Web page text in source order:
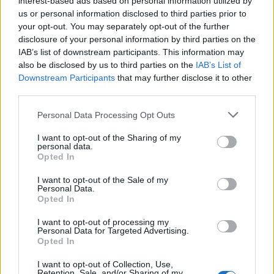
us or personal information disclosed to third parties prior to
your opt-out. You may separately opt-out of the further
disclosure of your personal information by third parties on the
IAB’s list of downstream participants. This information may
also be disclosed by us to third parties on the IAB’s List of
Downstream Participants that may further disclose it to other
Personal Data Processing Opt Outs
I want to opt-out of the Sharing of my
personal data.
Opted In
I want to opt-out of the Sale of my
Personal Data.
Opted In
I want to opt-out of processing my
Personal Data for Targeted Advertising.
Opted In
I want to opt-out of Collection, Use,
επίκεντρο της γιορτής που
πραγματοποιήθηκε στο Δημοτικό
Σχολείο της Θερμής, στο πλαίσιο
του Taste Lesvos και του Λεσβιακού
Καλοκαιριού
ΠΟΛΙΤΙΚΗ
αποκαλυπτήρια του οικονομικού
προγράμματος της ΕΛ.Α.Σ.
Ο Αλέξης Τσίπρας παρουσιάζει
στις αρχές Σεπτεμβρίου το
τετραετές σχέδιο της Ελληνικής
Αριστερής Συμπαράταξης για την
ακρίβεια, τη φορολογική
ανασυγκρότηση και την ενίσχυση
του κοινωνικού κράτους
Μέρα και νύχτα ανοιχτές οι
πόρτες της Παναγίας στην
Από το πρωί της Τετάρτης έως τα